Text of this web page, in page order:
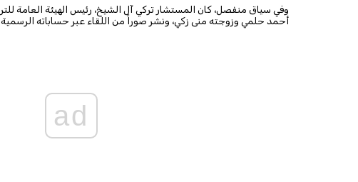
أحمد حلمي وزوجته منى زكي، ونشر صوراً من اللقاء عبر حساباته الرسمية.
ad